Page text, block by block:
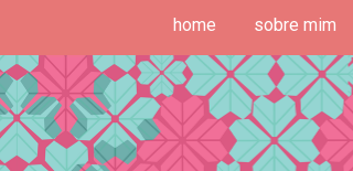
home sobre mim